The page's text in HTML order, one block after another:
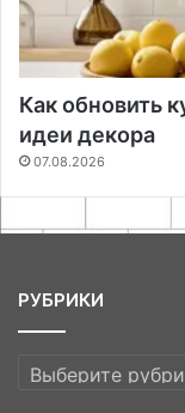
Как обновить
идеи декора
07.08.2026
РУБРИКИ
РУБРИКИ